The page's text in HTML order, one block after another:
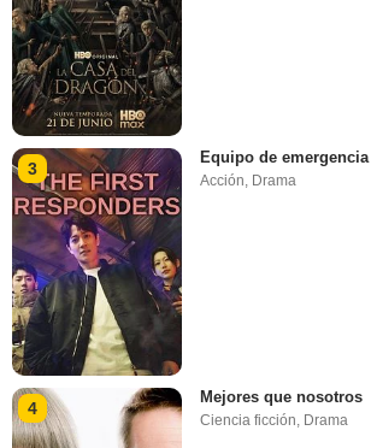
3
Equipo de emergencia
Acción, Drama
4
Mejores que nosotros
Ciencia ficción Drama